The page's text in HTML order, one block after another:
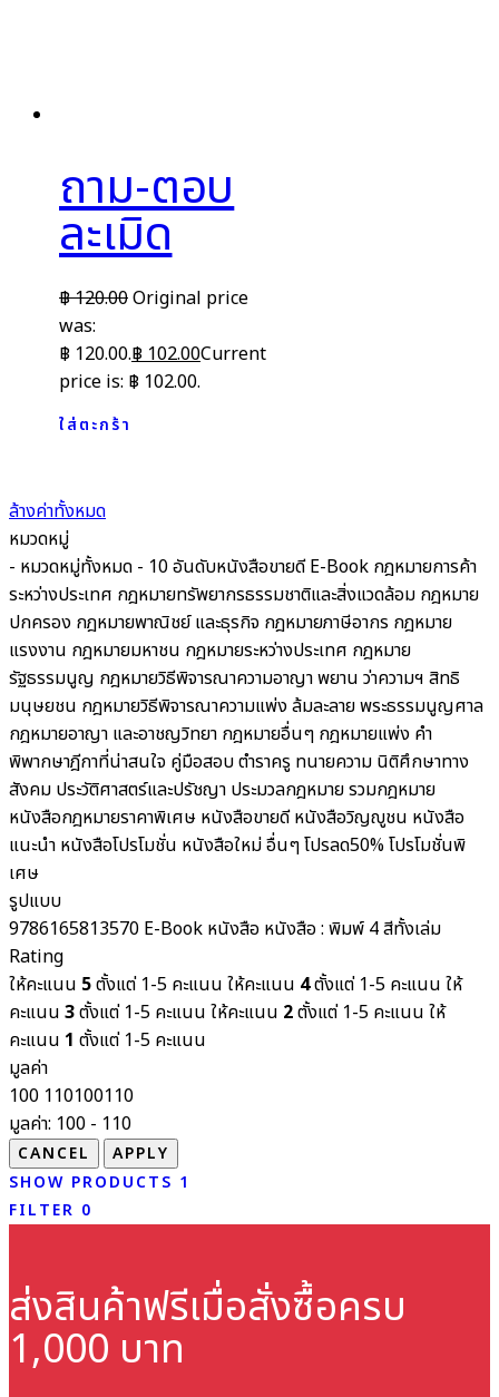
ถาม-ตอบ
ละเมิด
฿120.00Original price
was:
฿ 120.00.฿102.00Current
price is: ฿ 102.00.
ใส่ตะกร้า
ล้างค่าทั้งหมด
หมวดหมู่
- หมวดหมู่ทั้งหมด - 10 อันดับหนังสือขายดี E-Book กฎหมายการค้า
ระหว่างประเทศ กฎหมายทรัพยากรธรรมชาติและสิ่งแวดล้อม กฎหมาย
ปกครอง กฎหมายพาณิชย์ และธุรกิจ กฎหมายภาษีอากร กฎหมาย
แรงงาน กฎหมายมหาชน กฎหมายระหว่างประเทศ กฎหมาย
รัฐธรรมนูญ กฎหมายวิธีพิจารณาความอาญา พยาน ว่าความฯ สิทธิ
มนุษยชน กฎหมายวิธีพิจารณาความแพ่ง ล้มละลาย พระธรรมนูญศาล
กฎหมายอาญา และอาชญวิทยา กฎหมายอื่นๆ กฎหมายแพ่ง คำ
พิพากษาฎีกาที่น่าสนใจ คู่มือสอบตำราครู ทนายความ นิติศึกษาทาง
สังคม ประวัติศาสตร์และปรัชญา ประมวลกฎหมาย รวมกฎหมาย
หนังสือกฎหมายราคาพิเศษ หนังสือขายดี หนังสือวิญญูชน หนังสือ
แนะนำ หนังสือโปรโมชั่น หนังสือใหม่อื่นๆโปรลด50%โปรโมชั่นพิ
เศษ
รูปแบบ
9786165813570 E-Book หนังสือ หนังสือ : พิมพ์ 4 สีทั้งเล่ม
Rating
ให้คะแนน 5ตั้งแต่ 1-5 คะแนน ให้คะแนน 4ตั้งแต่ 1-5 คะแนน ให้
คะแนน 3ตั้งแต่ 1-5 คะแนน ให้คะแนน 2ตั้งแต่ 1-5 คะแนน ให้
คะแนน 1 ตั้งแต่ 1-5 คะแนน
มูลค่า
100 110100110
มูลค่า: 100 - 110
SHOW PRODUCTS 1
FILTER 0
ส่งสินค้าฟรีเมื่อสั่งซื้อครบ
1,000 บาท